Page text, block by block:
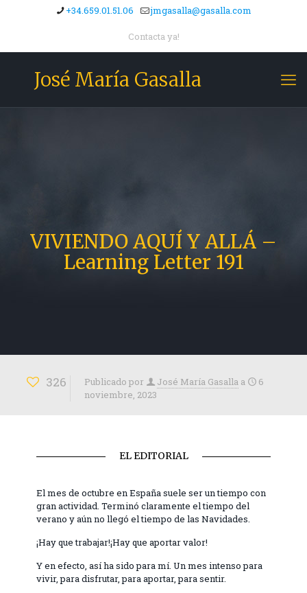
+34.659.01.51.06 jmgasalla@gasalla.com
Contacta ya!
José María Gasalla
VIVIENDO AQUÍ Y ALLÁ –
Learning Letter 191
326 Publicado por José María Gasalla a
6
noviembre, 2023
EL EDITORIAL
El mes de octubre en España suele ser un tiempo con
gran actividad. Terminó claramente el tiempo del
verano y aún no llegó el tiempo de las Navidades.
¡Hay que trabajar!¡Hay que aportar valor!
Y en efecto, así ha sido para mí. Un mes intenso para
vivir, para disfrutar, para aportar, para sentir.